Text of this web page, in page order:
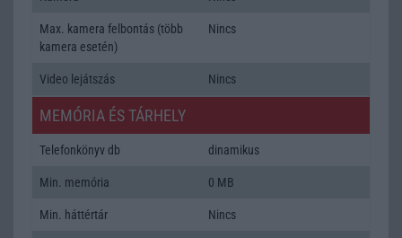
Max. kamera felbontás (több
kamera esetén)
Nincs
Video lejátszás Nincs
MEMÓRIA ÉS TÁRHELY
Telefonkönyv db dinamikus
Min. memória 0 MB
Min. háttértár Nincs